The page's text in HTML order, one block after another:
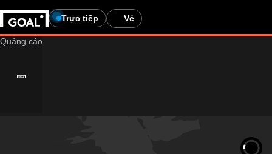
Trực tiếp Vé